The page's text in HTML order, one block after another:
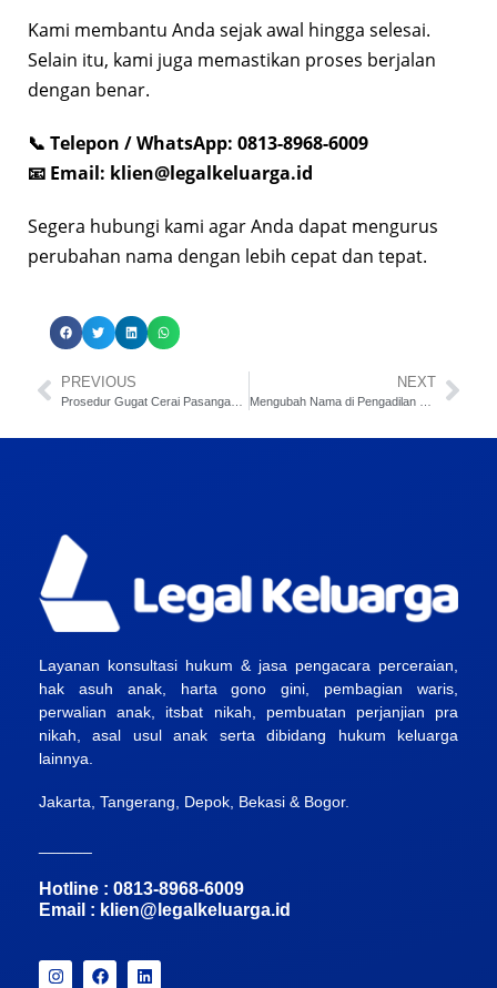
Kami membantu Anda sejak awal hingga selesai.
Selain itu, kami juga memastikan proses berjalan
dengan benar.
📞 Telepon / WhatsApp: 0813-8968-6009
📧 Email: klien@legalkeluarga.id
Segera hubungi kami agar Anda dapat mengurus
perubahan nama dengan lebih cepat dan tepat.
PREVIOUS NEXT
Layanan konsultasi hukum & jasa pengacara perceraian,
hak asuh anak, harta gono gini, pembagian waris,
perwalian anak, itsbat nikah, pembuatan perjanjian pra
nikah, asal usul anak serta dibidang hukum keluarga
lainnya.
Jakarta, Tangerang, Depok, Bekasi & Bogor.
Hotline : 0813-8968-6009
Email : klien@legalkeluarga.id